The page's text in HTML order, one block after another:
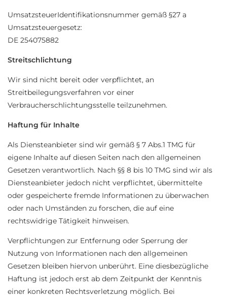
UmsatzsteuerIdentifikationsnummer gemäß §27 a
Umsatzsteuergesetz:
DE 254075882
Streitschlichtung
Wir sind nicht bereit oder verpflichtet, an
Streitbeilegungsverfahren vor einer
Verbraucherschlichtungsstelle teilzunehmen.
Haftung für Inhalte
Als Diensteanbieter sind wir gemäß § 7 Abs.1 TMG für
eigene Inhalte auf diesen Seiten nach den allgemeinen
Gesetzen verantwortlich. Nach §§ 8 bis 10 TMG sind wir als
Diensteanbieter jedoch nicht verpflichtet, übermittelte
oder gespeicherte fremde Informationen zu überwachen
oder nach Umständen zu forschen, die auf eine
rechtswidrige Tätigkeit hinweisen.
Verpflichtungen zur Entfernung oder Sperrung der
Nutzung von Informationen nach den allgemeinen
Gesetzen bleiben hiervon unberührt. Eine diesbezügliche
Haftung ist jedoch erst ab dem Zeitpunkt der Kenntnis
einer konkreten Rechtsverletzung möglich. Bei